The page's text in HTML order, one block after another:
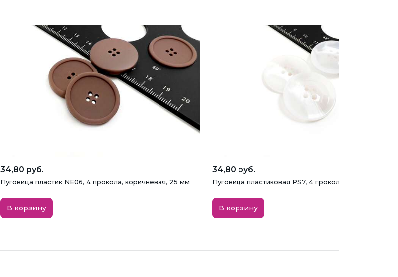
34,80 руб.
Пуговица пластик NE06, 4 прокола, коричневая, 25 мм
В корзину
34,80 руб.
Пуговица пластиковая PS7, 4 прокола, белая, 28 мм
В корзину